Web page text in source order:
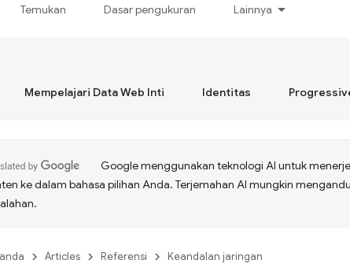
Temukan Dasar pengukuran Lainnya
Mempelajari Data Web Inti Identitas
Google menggunakan teknologi AI untuk
ke dalam bahasa pilihan Anda. Terjemahan AI mungkin
Articles Referensi Keandalan jaringan